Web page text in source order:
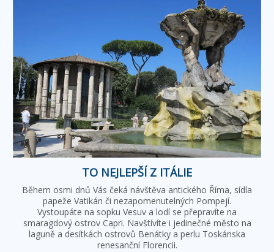
TO NEJLEPŠÍ Z ITÁLIE
Během osmi dnů Vás čeká návštěva antického Říma, sídla
papeže Vatikán či nezapomenutelných Pompejí.
Vystoupáte na sopku Vesuv a lodí se přepravíte na
smaragdový ostrov Capri. Navštívíte i jedinečné město na
laguně a desítkách ostrovů Benátky a perlu Toskánska
renesanční Florencii.